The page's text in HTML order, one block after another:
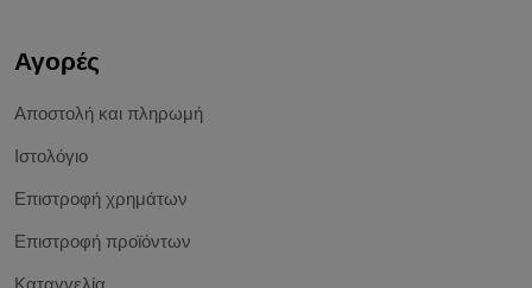
Αγορές
Αποστολή και πληρωμή
Ιστολόγιο
Επιστροφή χρημάτων
Επιστροφή προϊόντων